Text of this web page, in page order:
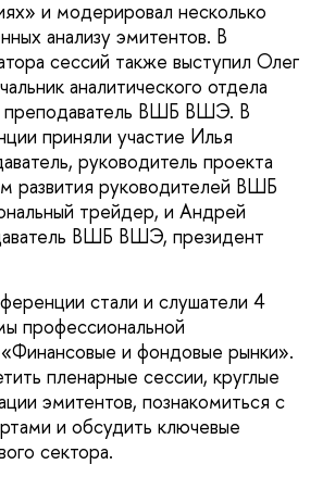
и модерировал несколько
анализу эмитентов. В
сессий также выступил Олег
аналитического отдела
ВШБ ВШЭ. В
приняли участие Илья
руководитель проекта
развития руководителей ВШБ
трейдер, и Андрей
ВШБ ВШЭ, президент
стали и слушатели 4
профессиональной
и фондовые рынки».
пленарные сессии, круглые
эмитентов, познакомиться с
и обсудить ключевые
сектора.